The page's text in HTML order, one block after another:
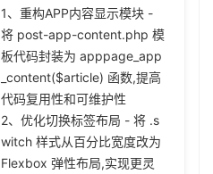
1、重构APP内容显示模块 -
将 post-app-content.php 模
板代码封装为 apppage_app
_content($article) 函数,提高
代码复用性和可维护性
2、优化切换标签布局 - 将 .s
witch 样式从百分比宽度改为
Flexbox 弹性布局,实现更灵